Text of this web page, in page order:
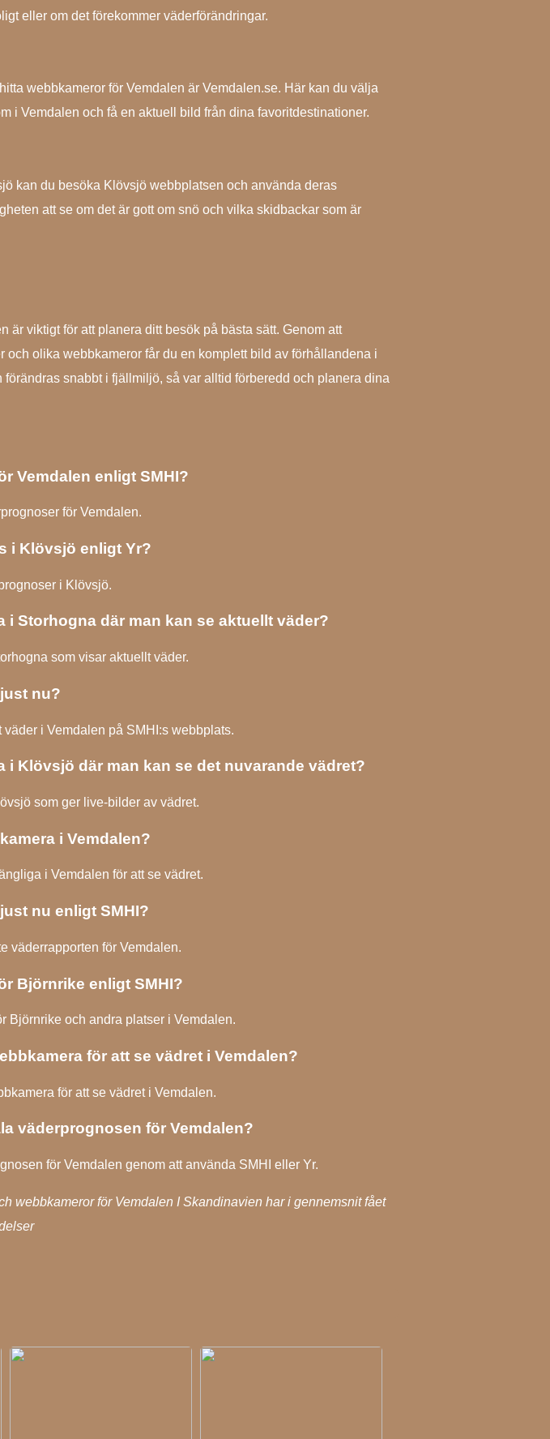
eller om det förekommer väderförändringar.
webbkameror för Vemdalen är Vemdalen.se. Här kan du välja
i Vemdalen och få en aktuell bild från dina favoritdestinationer.
kan du besöka Klövsjö webbplatsen och använda deras
att se om det är gott om snö och vilka skidbackar som är
är viktigt för att planera ditt besök på bästa sätt. Genom att
och olika webbkameror får du en komplett bild av förhållandena i
förändras snabbt i fjällmiljö, så var alltid förberedd och planera dina
Vemdalen enligt SMHI?
för Vemdalen.
i Klövsjö enligt Yr?
i Klövsjö.
i Storhogna där man kan se aktuellt väder?
som visar aktuellt väder.
nu?
i Vemdalen på SMHI:s webbplats.
i Klövsjö där man kan se det nuvarande vädret?
som ger live-bilder av vädret.
i Vemdalen?
i Vemdalen för att se vädret.
nu enligt SMHI?
väderrapporten för Vemdalen.
Björnrike enligt SMHI?
Björnrike och andra platser i Vemdalen.
för att se vädret i Vemdalen?
för att se vädret i Vemdalen.
väderprognosen för Vemdalen?
för Vemdalen genom att använda SMHI eller Yr.
webbkameror för Vemdalen I Skandinavien har i gennemsnit fået